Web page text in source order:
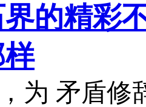
的精彩
为 矛盾修